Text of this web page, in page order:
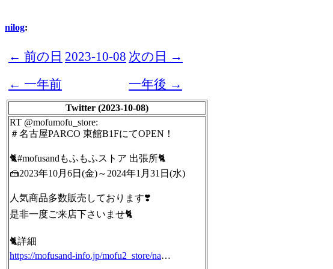
nilog:
← 前の日 2023-10-08 次の日 →
← 一年前
一年後 →
Twitter (2023-10-08)
RT @mofumofu_store:
＃名古屋PARCO 東館B1FにてOPEN！
🐈#mofusandもふもふストア 出張所🐈
🍰2023年10月6日(金)～2024年1月31日(水)
人気商品多数販売しております❣️
是非一度ご来店下さいませ🐈
🐈詳細
https://mofusand-info.jp/mofu2_store/na…